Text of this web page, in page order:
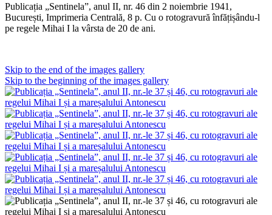
Publicația „Sentinela”, anul II, nr. 46 din 2 noiembrie 1941,
București, Imprimeria Centrală, 8 p. Cu o rotogravură înfățișându-l
pe regele Mihai I la vârsta de 20 de ani.
Skip to the end of the images gallery
Skip to the beginning of the images gallery